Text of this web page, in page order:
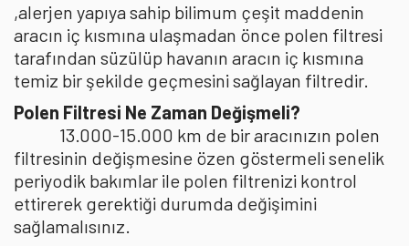
,alerjen yapıya sahip bilimum çeşit maddenin
aracın iç kısmına ulaşmadan önce polen filtresi
tarafından süzülüp havanın aracın iç kısmına
temiz bir şekilde geçmesini sağlayan filtredir.
Polen Filtresi Ne Zaman Değişmeli?
13.000-15.000 km de bir aracınızın polen
filtresinin değişmesine özen göstermeli senelik
periyodik bakımlar ile polen filtrenizi kontrol
ettirerek gerektiği durumda değişimini
sağlamalısınız.